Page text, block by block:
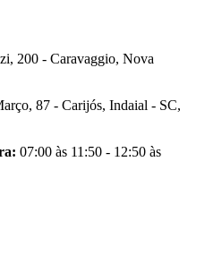
200 - Caravaggio, Nova
87 - Carijós, Indaial - SC,
07:00 às 11:50 - 12:50 às